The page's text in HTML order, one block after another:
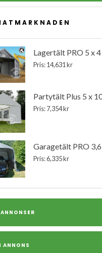
Lagertält PRO 5 x 4
Pris: 14,631 kr
Partytält Plus 5 x
Pris: 7,354 kr
Garagetält PRO
Pris: 6,335 kr
ANNONS